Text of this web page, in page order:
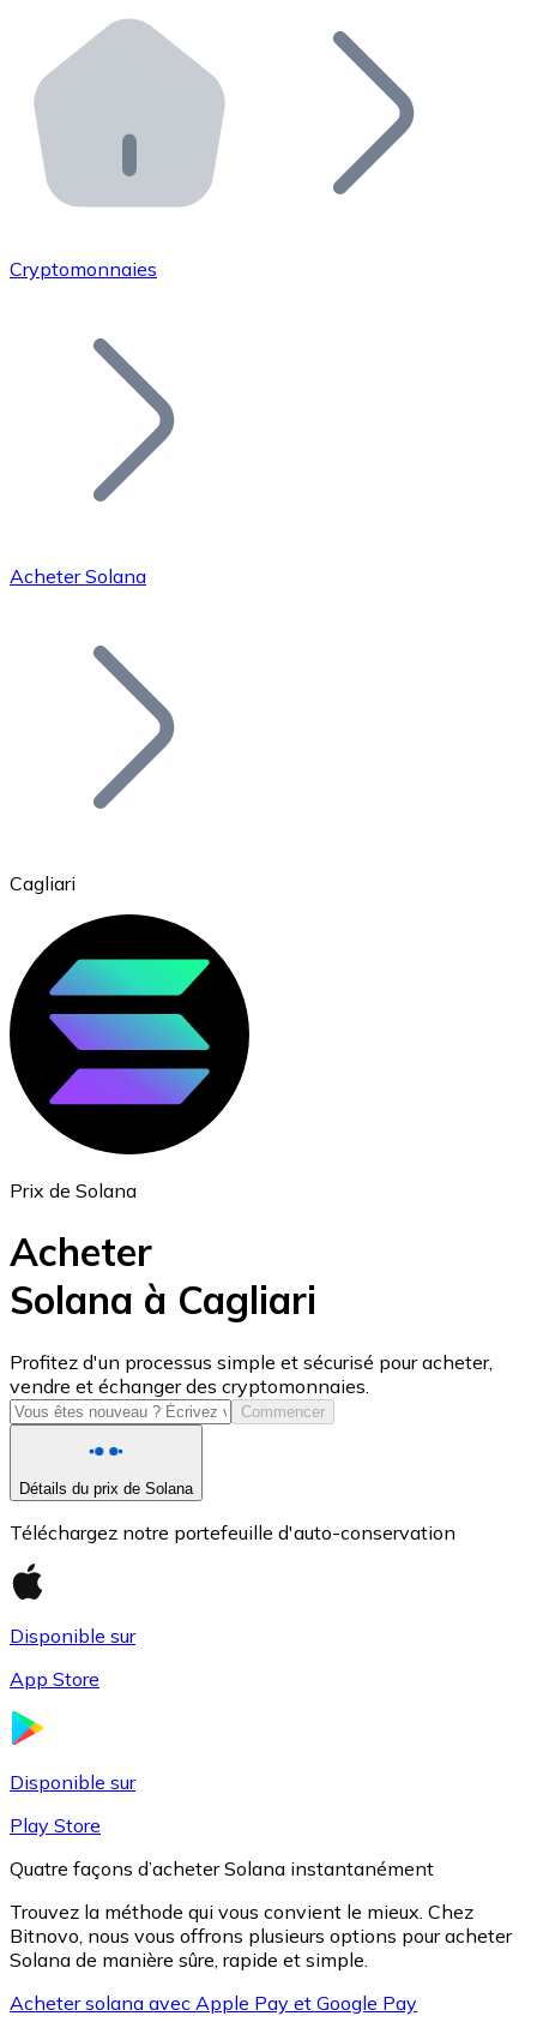
Distributeurs automatiques Bitnovo
Intégrez un ATM Bitnovo dans votre entreprise et
API Bitnovo
Intégrez notre API dans votre écosystème.
Rejoignez notre réseau de distributeurs et
Ajoutez le token de votre projet à notre service
Bitcoin
ETH
USD Coin
USDC
Cryptomonnaies
Acheter Solana
Cagliari
Prix de Solana
Acheter
Solana à Cagliari
Profitez d'un processus simple et sécurisé pour acheter,
vendre et échanger des cryptomonnaies.
Commencer
Détails du prix de Solana
Téléchargez notre portefeuille d'auto-conservation
Disponible sur
App Store
Disponible sur
Play Store
Quatre façons d’acheter Solana instantanément
Trouvez la méthode qui vous convient le mieux. Chez
Bitnovo, nous vous offrons plusieurs options pour acheter
Solana de manière sûre, rapide et simple.
Acheter solana avec Apple Pay et Google Pay